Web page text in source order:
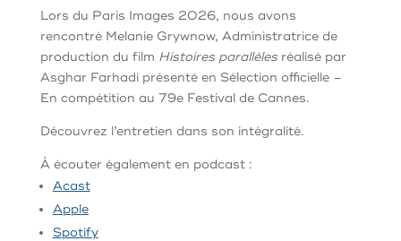
Lors du Paris Images 2026, nous avons
rencontré Melanie Grywnow, Administratrice de
production du film Histoires parallèlesréalisé par
Asghar Farhadi présenté en Sélection officielle –
En compétition au 79e Festival de Cannes.
Découvrez l’entretien dans son intégralité.
À écouter également en podcast :
Acast
Apple
Spotify